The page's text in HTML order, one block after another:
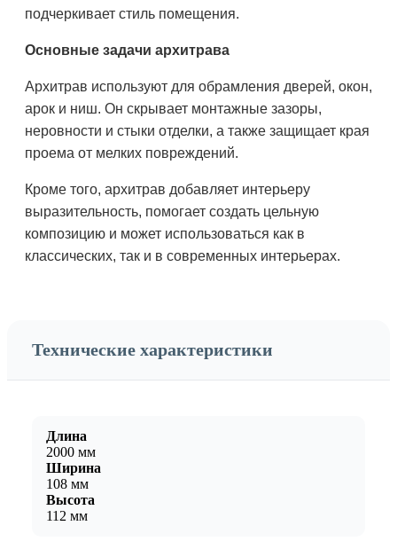
подчеркивает стиль помещения.
Основные задачи архитрава
Архитрав используют для обрамления дверей, окон,
арок и ниш. Он скрывает монтажные зазоры,
неровности и стыки отделки, а также защищает края
проема от мелких повреждений.
Кроме того, архитрав добавляет интерьеру
выразительность, помогает создать цельную
композицию и может использоваться как в
классических, так и в современных интерьерах.
Технические характеристики
Длина
2000 мм
Ширина
108 мм
Высота
112 мм